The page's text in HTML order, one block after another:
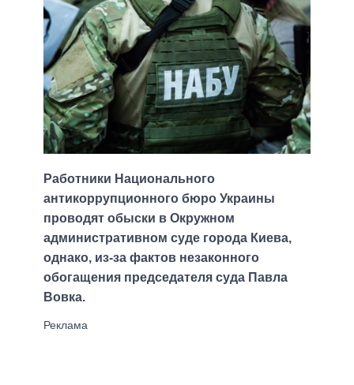
Работники Национального
антикоррупционного бюро Украины
проводят обыски в Окружном
административном суде города Киева,
однако, из-за фактов незаконного
обогащения председателя суда Павла
Вовка.